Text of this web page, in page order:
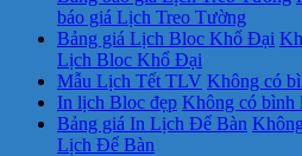
báo giá Lịch Treo Tường
Bảng giá Lịch Bloc Khổ Đại
Lịch Bloc Khổ Đại
Mẫu Lịch Tết TLV Không có
In lịch Bloc đẹp Không có bình
Bảng giá In Lịch Để Bàn
Lịch Để Bàn